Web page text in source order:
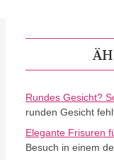
Rundes Gesicht?
runden Gesicht
Elegante Frisuren
Besuch in einem